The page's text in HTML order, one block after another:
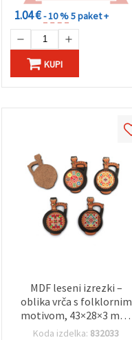
1.04 €- 10 %5 paket +
KUPI
MDF leseni izrezki –
oblika vrča s folklornim
motivom, 43×28×3 mm,
MIX – 5 kosov
Koda izdelka: 832033